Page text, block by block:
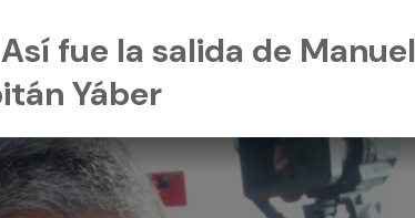
fue la salida de Manuel
Yáber